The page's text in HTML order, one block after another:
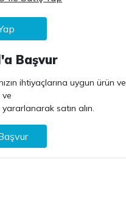
Başvur
ihtiyaçlarına uygun ürün
ve
satın alın.